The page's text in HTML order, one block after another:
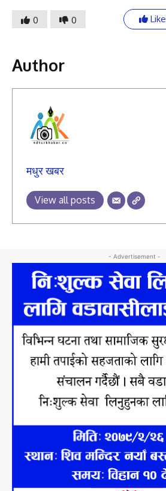
0 0 Like
Author
मधुर खबर
View all posts
- Advertisement -